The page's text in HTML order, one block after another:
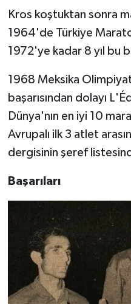
Kros koştuktan sonra
1964'de Türkiye
1972'ye kadar 8 yıl bu
1968 Meksika
başarısından dolayı
Dünya'nın en iyi 10
Avrupalı ilk 3 atlet
dergisinin şeref
Başarıları